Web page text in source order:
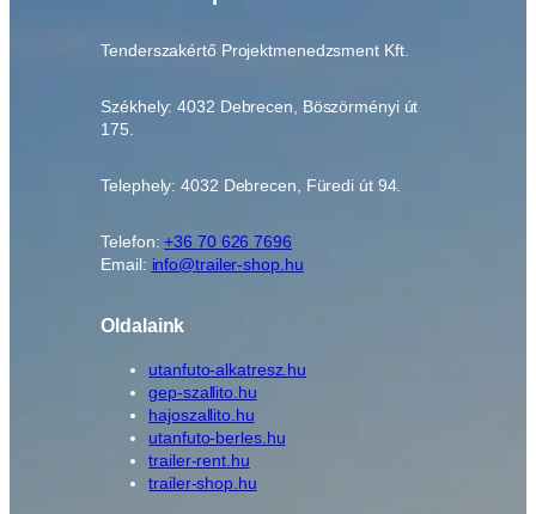
Tenderszakértő Projektmenedzsment Kft.
Székhely: 4032 Debrecen, Böszörményi út
175.
Telephely: 4032 Debrecen, Füredi út 94.
Telefon:+36 70 626 7696
Email: info@trailer-shop.hu
Oldalaink
utanfuto-alkatresz.hu
gep-szallito.hu
hajoszallito.hu
utanfuto-berles.hu
trailer-rent.hu
trailer-shop.hu